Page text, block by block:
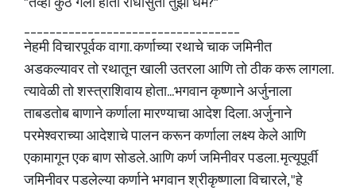
नेहमी विचारपूर्वक वागा. कर्णाच्या रथाचे चाक जमिनीत
अडकल्यावर तो रथातून खाली उतरला आणि तो ठीक करू लागला.
त्यावेळी तो शस्त्राशिवाय होता...भगवान कृष्णाने अर्जुनाला
ताबडतोब बाणाने कर्णाला मारण्याचा आदेश दिला. अर्जुनाने
परमेश्वराच्या आदेशाचे पालन करून कर्णाला लक्ष्य केले आणि
एकामागून एक बाण सोडले. आणि कर्ण जमिनीवर पडला. मृत्यूपूर्वी
जमिनीवर पडलेल्या कर्णाने भगवान श्रीकृष्णाला विचारले, "हे